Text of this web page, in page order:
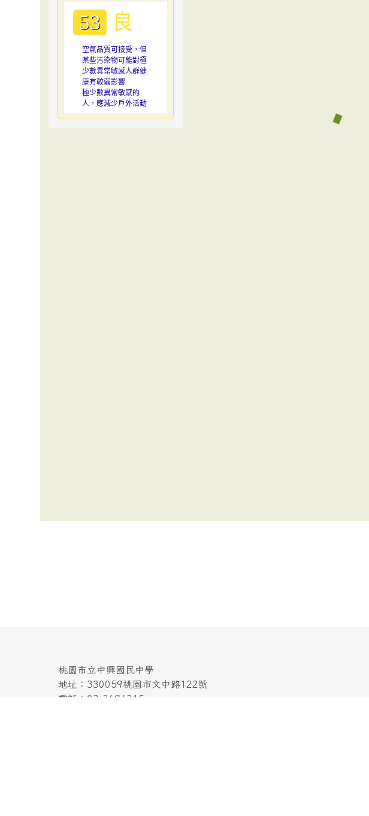
53 良
空氣品質可接受，但
某些污染物可能對極
少數異常敏感人群健
康有較弱影響
極少數異常敏感的
人，應減少戶外活動
桃園市立中興國民中學
地址：330059桃園市文中路122號
電話：03-3694315